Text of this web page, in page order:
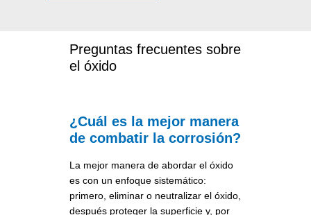
Preguntas frecuentes sobre
el óxido
¿Cuál es la mejor manera
de combatir la corrosión?
La mejor manera de abordar el óxido
es con un enfoque sistemático:
primero, eliminar o neutralizar el óxido,
después proteger la superficie y, por